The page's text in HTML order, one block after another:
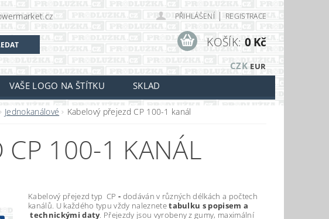
PŘIHLÁŠENÍ | REGISTRACE
CZK EUR
KOŠÍK: 0 Kč
VAŠE LOGO NA ŠTÍTKU SKLAD
Jednokanálové Kabelový přejezd CP 100-1 kanál
CP 100-1 KANÁL
Kabelový přejezd typ CP - dodáván v různých délkách a počtech
kanálů. U každého typu vždy naleznetetabulku s popisem a
technickými daty. Přejezdy jsou vyrobeny z gumy, maximální